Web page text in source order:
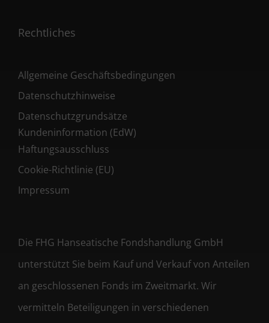
Rechtliches
Allgemeine Geschäftsbedingungen
Datenschutzhinweise
Datenschutzgrundsätze
Kundeninformation (EdW)
Haftungsausschluss
Cookie-Richtlinie (EU)
Impressum
Die FHG Hanseatische Fondshandlung GmbH
unterstützt Sie beim Kauf und Verkauf von Anteilen
an geschlossenen Fonds im Zweitmarkt. Wir
vermitteln Beteiligungen in verschiedenen